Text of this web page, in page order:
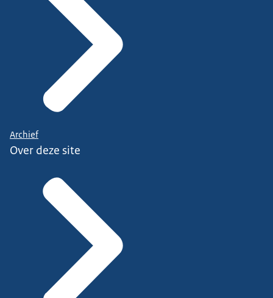
Archief
Over deze site